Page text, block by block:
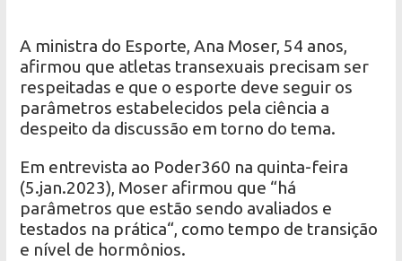
A ministra do Esporte, Ana Moser, 54 anos,
afirmou que atletas transexuais precisam ser
respeitadas e que o esporte deve seguir os
parâmetros estabelecidos pela ciência a
despeito da discussão em torno do tema.
Em entrevista ao Poder360 na quinta-feira
(5.jan.2023), Moser afirmou que “há
parâmetros que estão sendo avaliados e
testados na prática“, como tempo de transição
e nível de hormônios.